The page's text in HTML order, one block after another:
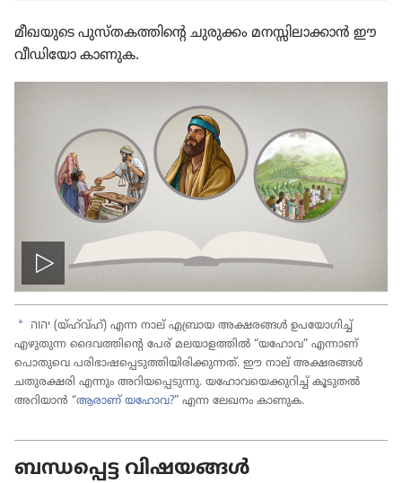
മീഖയു​ടെ പുസ്‌ത​ക​ത്തി​ന്റെ ചുരുക്കം മനസ്സി​ലാ​ക്കാൻ ഈ
വീഡി​യോ കാണുക.
വീഡിയോ
പ്ലേ
ചെയ്യുക
a
എഴുതുന്ന ദൈവ​ത്തി​ന്റെ പേര്‌ മലയാ​ള​ത്തിൽ “യഹോവ” എന്നാണ്‌
പൊതു​വെ പരിഭാ​ഷ​പ്പെ​ടു​ത്തി​യി​രി​ക്കു​ന്നത്‌. ഈ നാല്‌ അക്ഷരങ്ങൾ
ചതുര​ക്ഷരി എന്നും അറിയ​പ്പെ​ടു​ന്നു. യഹോ​വ​യെ​ക്കു​റിച്ച്‌ കൂടുതൽ
അറിയാൻ “ആരാണ്‌ യഹോവ?” എന്ന ലേഖനം കാണുക.
ബന്ധപ്പെട്ട വിഷയങ്ങൾ